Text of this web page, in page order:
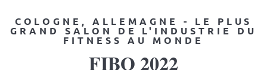
COLOGNE, ALLEMAGNE - LE PLUS
GRAND SALON DE L'INDUSTRIE DU
FITNESS AU MONDE
FIBO 2022